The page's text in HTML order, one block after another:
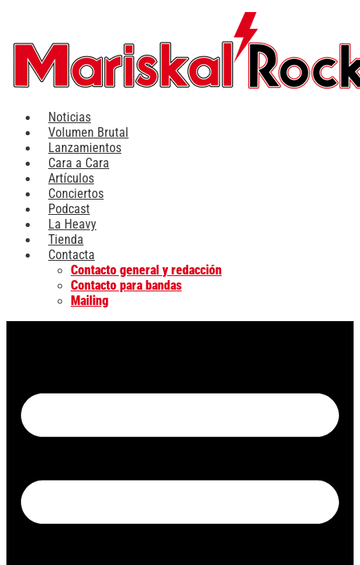
contenido
Noticias
Volumen Brutal
Lanzamientos
Cara a Cara
Artículos
Conciertos
Podcast
La Heavy
Tienda
Contacta
Contacto general y redacción
Contacto para bandas
Mailing